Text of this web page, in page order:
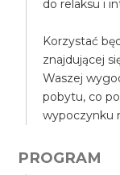
do relaksu i
Korzystać
znajdującej
Waszej
pobytu, co
wypoczynku
PROGRAM